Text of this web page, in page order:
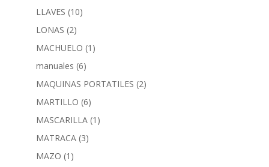
LLAVES (10)
LONAS (2)
MACHUELO (1)
manuales (6)
MAQUINAS PORTATILES (2)
MARTILLO (6)
MASCARILLA (1)
MATRACA (3)
MAZO (1)